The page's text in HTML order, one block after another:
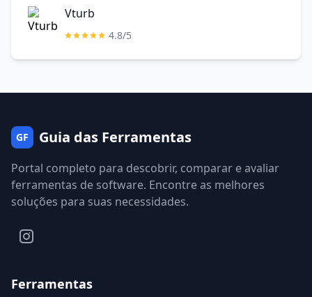
Vturb
4.8/5
GF Guia das Ferramentas
Portal completo para descobrir, comparar e avaliar
ferramentas de software. Encontre as melhores
soluções para suas necessidades.
Ferramentas